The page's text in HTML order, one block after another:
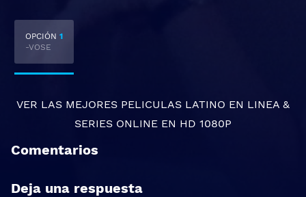
OPCIÓN 1
-VOSE
VER LAS MEJORES PELICULAS LATINO EN LINEA &
SERIES ONLINE EN HD 1080P
Comentarios
Deja una respuesta